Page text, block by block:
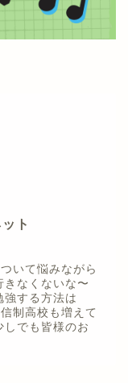
ト
いて悩みながら
きなくないな〜
強する方法は
制高校も増えて
しでも皆様のお